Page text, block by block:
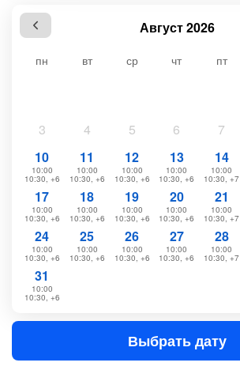
Август 2026
пн вт ср чт пт
3
4 5 6 7
10
10:00
10:30, +6
11
10:00
10:30, +6
12
10:00
10:30, +6
13
10:00
10:30, +6
14
10:00
10:30, +7
17
10:00
10:30, +6
18
10:00
10:30, +6
19
10:00
10:30, +6
20
10:00
10:30, +6
21
10:00
10:30, +7
24
10:00
10:30, +6
25
10:00
10:30, +6
26
10:00
10:30, +6
27
10:00
10:30, +6
28
10:00
10:30, +7
31
10:00
10:30, +6
Выбрать дату